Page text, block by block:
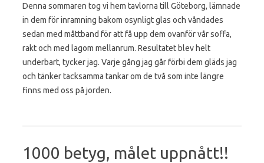
Denna sommaren tog vi hem tavlorna till Göteborg, lämnade
in dem för inramning bakom osynligt glas och våndades
sedan med måttband för att få upp dem ovanför vår soffa,
rakt och med lagom mellanrum. Resultatet blev helt
underbart, tycker jag. Varje gång jag går förbi dem gläds jag
och tänker tacksamma tankar om de två som inte längre
finns med oss på jorden.
1000 betyg, målet uppnått!!